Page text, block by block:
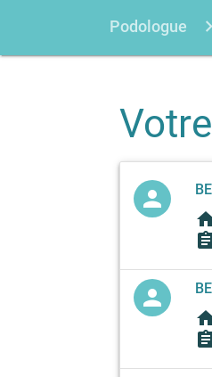
Podologue
person
person